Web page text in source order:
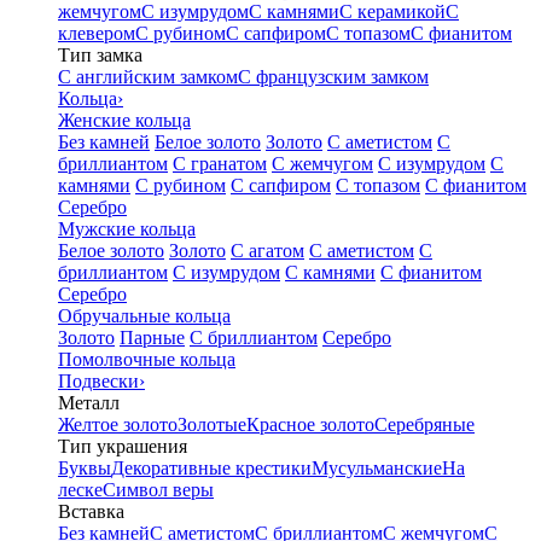
жемчугомС изумрудомС камнямиС керамикойС
клеверомС рубиномС сапфиромС топазомС фианитом
Тип замка
С английским замкомС французским замком
Кольца›
Женские кольца
Без камней Белое золото Золото С аметистом С
бриллиантом С гранатом С жемчугом С изумрудом С
камнями С рубином С сапфиром С топазом С фианитом
Серебро
Мужские кольца
Белое золото Золото С агатом С аметистом С
бриллиантом С изумрудом С камнями С фианитом
Серебро
Обручальные кольца
Золото Парные С бриллиантом Серебро
Помолвочные кольца
Подвески›
Металл
Желтое золотоЗолотыеКрасное золотоСеребряные
Тип украшения
БуквыДекоративные крестикиМусульманскиеНа
лескеСимвол веры
Вставка
Без камнейС аметистомС бриллиантомС жемчугомС